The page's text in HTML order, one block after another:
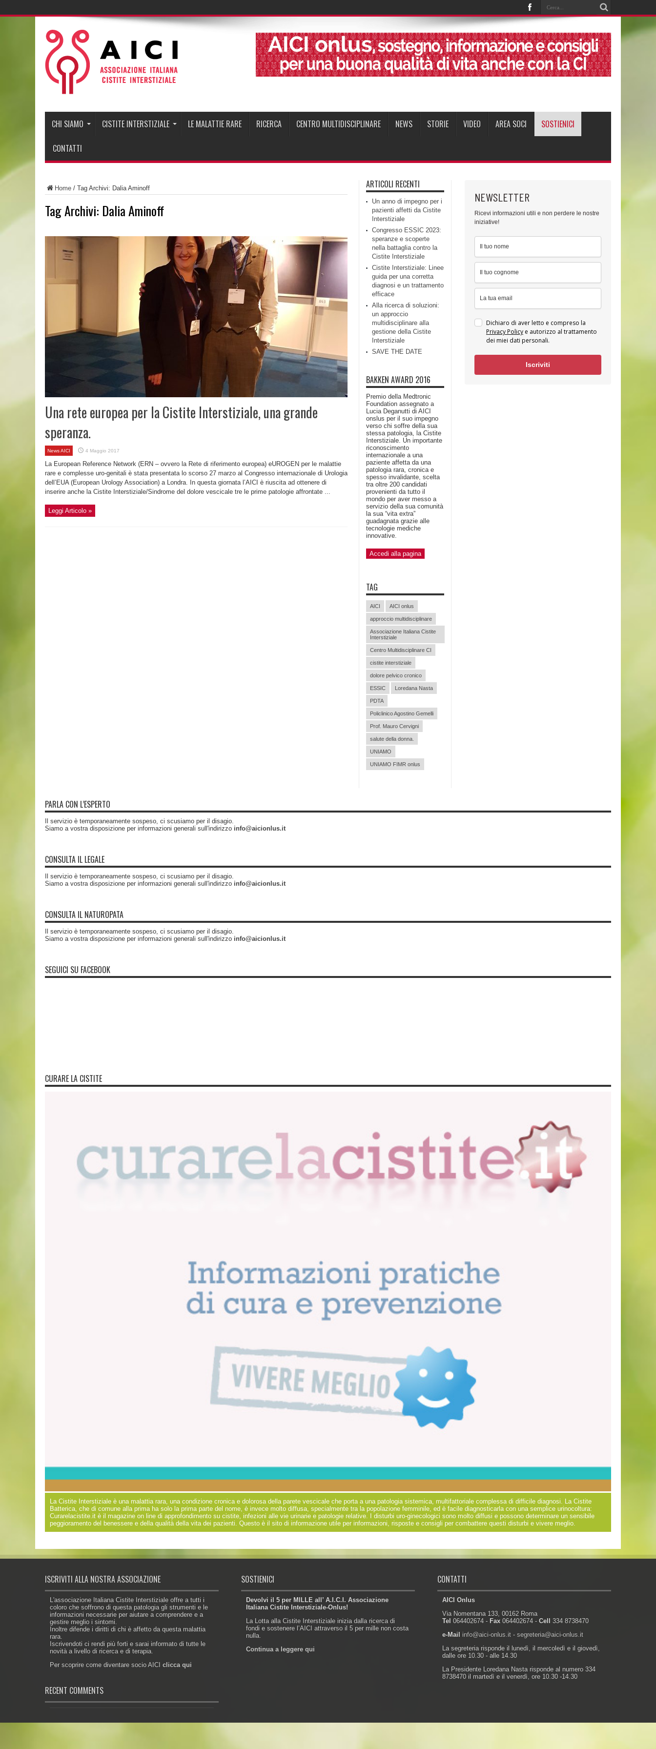
CHI SIAMO CISTITE INTERSTIZIALE LE MALATTIE RARE RICERCA CENTRO MULTIDISCIPLINARE NEWS STORIE VIDEO AREA SOCI SOSTIENICI
CONTATTI
Home / Tag Archivi: Dalia Aminoff
Tag Archivi: Dalia Aminoff
Una rete europea per la Cistite Interstiziale, una grande
speranza.
News AICI 4 Maggio 2017
La European Reference Network (ERN – ovvero la Rete di riferimento europea) eUROGEN per le malattie
rare e complesse uro-genitali è stata presentata lo scorso 27 marzo al Congresso internazionale di Urologia
dell’EUA (European Urology Association) a Londra. In questa giornata l’AICI è riuscita ad ottenere di
inserire anche la Cistite Interstiziale/Sindrome del dolore vescicale tre le prime patologie affrontate ...
Leggi Articolo »
ARTICOLI RECENTI
Un anno di impegno per i
pazienti affetti da Cistite
Interstiziale
Congresso ESSIC 2023:
speranze e scoperte
nella battaglia contro la
Cistite Interstiziale
Cistite Interstiziale: Linee
guida per una corretta
diagnosi e un trattamento
efficace
Alla ricerca di soluzioni:
un approccio
multidisciplinare alla
gestione della Cistite
Interstiziale
SAVE THE DATE
BAKKEN AWARD 2016
Premio della Medtronic
Foundation assegnato a
Lucia Deganutti di AICI
onslus per il suo impegno
verso chi soffre della sua
stessa patologia, la Cistite
Interstiziale. Un importante
riconoscimento
internazionale a una
paziente affetta da una
patologia rara, cronica e
spesso invalidante, scelta
tra oltre 200 candidati
provenienti da tutto il
mondo per aver messo a
servizio della sua comunità
la sua “vita extra”
guadagnata grazie alle
tecnologie mediche
innovative.
Accedi alla pagina
TAG
AICI AICI onlus
approccio multidisciplinare
Associazione Italiana Cistite
Interstiziale
Centro Multidisciplinare CI
cistite interstiziale
dolore pelvico cronico
ESSIC Loredana Nasta
PDTA
Policlinico Agostino Gemelli
Prof. Mauro Cervigni
salute della donna.
UNIAMO
UNIAMO FIMR onlus
NEWSLETTER
Ricevi informazioni utili e non perdere le nostre
iniziative!
Dichiaro di aver letto e compreso la
Privacy Policy e autorizzo al trattamento
dei miei dati personali.
Iscriviti
PARLA CON L’ESPERTO
Il servizio è temporaneamente sospeso, ci scusiamo per il disagio.
Siamo a vostra disposizione per informazioni generali sull'indirizzo info@aicionlus.it
CONSULTA IL LEGALE
Il servizio è temporaneamente sospeso, ci scusiamo per il disagio.
Siamo a vostra disposizione per informazioni generali sull'indirizzo info@aicionlus.it
CONSULTA IL NATUROPATA
Il servizio è temporaneamente sospeso, ci scusiamo per il disagio.
Siamo a vostra disposizione per informazioni generali sull'indirizzo info@aicionlus.it
SEGUICI SU FACEBOOK
CURARE LA CISTITE
La Cistite Interstiziale è una malattia rara, una condizione cronica e dolorosa della parete vescicale che porta a una patologia sistemica, multifattoriale complessa di difficile diagnosi. La Cistite
Batterica, che di comune alla prima ha solo la prima parte del nome, è invece molto diffusa, specialmente tra la popolazione femminile, ed è facile diagnosticarla con una semplice urinocoltura:
Curarelacistite.it è il magazine on line di approfondimento su cistite, infezioni alle vie urinarie e patologie relative. I disturbi uro-ginecologici sono molto diffusi e possono determinare un sensibile
peggioramento del benessere e della qualità della vita dei pazienti. Questo è il sito di informazione utile per informazioni, risposte e consigli per combattere questi disturbi e vivere meglio.
ISCRIVITI ALLA NOSTRA ASSOCIAZIONE
L'associazione Italiana Cistite Interstiziale offre a tutti i
coloro che soffrono di questa patologia gli strumenti e le
informazioni necessarie per aiutare a comprendere e a
gestire meglio i sintomi.
Inoltre difende i diritti di chi è affetto da questa malattia
rara.
Iscrivendoti ci rendi più forti e sarai informato di tutte le
novità a livello di ricerca e di terapia.
Per scoprire come diventare socio AICI clicca qui
RECENT COMMENTS
SOSTIENICI
Devolvi il 5 per MILLE all’ A.I.C.I. Associazione
Italiana Cistite Interstiziale-Onlus!
La Lotta alla Cistite Interstiziale inizia dalla ricerca di
fondi e sostenere l’AICI attraverso il 5 per mille non costa
nulla.
Continua a leggere qui
CONTATTI
AICI Onlus
Via Nomentana 133, 00162 Roma
Tel 064402674 - Fax 064402674 -Cell
334 8738470
e-Mail
info@aici-onlus.it -segreteria@aici-onlus.it
La segreteria risponde il lunedì, il mercoledì e il giovedì,
dalle ore 10.30 - alle 14.30
La Presidente Loredana Nasta risponde al numero 334
8738470 il martedì e il venerdì, ore 10.30 -14.30